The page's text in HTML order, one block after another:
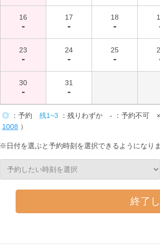
16
-
17
-
18
-
23
-
24
-
25
-
30
-
31
-
◎ ：予約 残1~3 ：残りわずか - ：予約不可 ×
1008 ）
※日付を選ぶと予約時刻を選択できるようになりま
終了